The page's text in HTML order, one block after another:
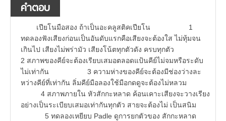
คำตอบ
เปียโนมือสอง ถ้าเป็นอะคลูสติคเปียโน 1
ทดลองฟังเสียงก่อนเป็นอันดับแรกคือเสียงจะต้องใส ไม่ทุ้มจน
เกินไป เสียงไม่พร่ามัว เสียงโน้ตทุกตัวดัง ครบทุกตัว
2 สภาพของคีย์จะต้องเรียบเสมอตลอดแป้นคีย์ไม่จมหรือระดับ
ไม่เท่ากัน 3 ความห่างของคีย์จะต้องมีช่องว่างละ
หว่างคีย์ที่เท่ากัน ลิ่มคีย์มือลองใช้มือกดดูจะต้องไม่หลวม
4 สภาพภายใน หัวสักกะหลาด ค้อนเคาะเสียงจะวางเรียง
อย่างเป็นระเบียบเสมอเท่ากันทุกตัว สายจะต้องไม่ เป็นสนิม
5 ทดลองเหยียบ Padle ดูการยกตัวของ สักกะหลาด